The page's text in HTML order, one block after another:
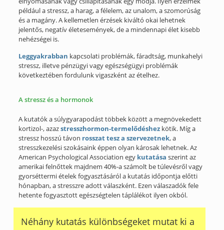
például a stressz, a harag, a félelem, az unalom, a szomorúság
és a magány. A kellemetlen érzések kiváltó okai lehetnek
jelentős, negatív életesemények, de a mindennapi élet kisebb
nehézségei is.
Leggyakrabban kapcsolati problémák, fáradtság, munkahelyi
stressz, illetve pénzügyi vagy egészségügyi problémák
következtében fordulunk vigaszként az ételhez.
A stressz és a hormonok
A kutatók a súlygyarapodást többek között a megnövekedett
kortizol-, azazstresszhormon-termelődéshezkötik. Míg a
stressz hosszú távon rosszat tesz a szervezetnek, a
stresszkezelési szokásaink éppen olyan károsak lehetnek. Az
American Psychological Association egy kutatása szerint az
amerikai felnőttek majdnem 40%-a számolt be túlevésről vagy
gyorséttermi ételek fogyasztásáról a kutatás időpontja előtti
hónapban, a stresszre adott válaszként. Ezen válaszadók fele
hetente fogyasztott egészségtelen táplálékot ilyen okból.
Néhány kutatás különbségeket mutat ki a